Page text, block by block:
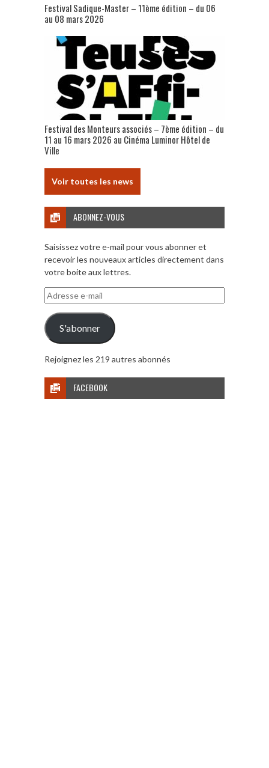
Festival Sadique-Master – 11ème édition – du 06
au 08 mars 2026
Festival des Monteurs associés – 7ème édition – du
11 au 16 mars 2026 au Cinéma Luminor Hôtel de
Ville
Voir toutes les news
ABONNEZ-VOUS
Saisissez votre e-mail pour vous abonner et
recevoir les nouveaux articles directement dans
votre boite aux lettres.
Adresse
e-
mail
S'abonner
Rejoignez les 219 autres abonnés
FACEBOOK